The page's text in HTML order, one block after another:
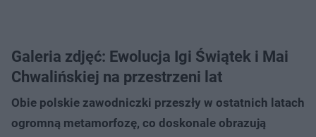
Galeria zdjęć: Ewolucja Igi Świątek i Mai
Chwalińskiej na przestrzeni lat
Obie polskie zawodniczki przeszły w ostatnich latach
ogromną metamorfozę, co doskonale obrazują